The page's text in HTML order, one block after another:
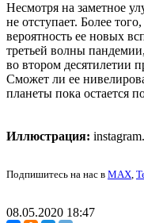
Несмотря на заметное
не отступает. Более
вероятность ее новых
третьей волны
во втором десятилетии
Сможет ли ее
планеты пока остается
Иллюстрация:
Подпишитесь на нас в MAX,
08.05.2020 18:47